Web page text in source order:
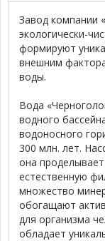
Завод компании
экологически-
формируют
внешним
воды.
Вода
водного
водоносного
300 млн. лет.
она
естественную
множество
обогащают
для организма
обладает